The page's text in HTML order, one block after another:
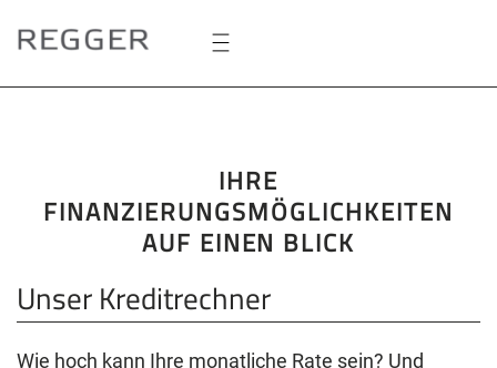
Zum
Hauptinhalt
IHRE
FINANZIERUNGSMÖGLICHKEITEN
AUF EINEN BLICK
Unser Kreditrechner
Wie hoch kann Ihre monatliche Rate sein? Und